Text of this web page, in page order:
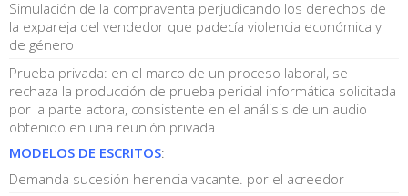
Simulación de la compraventa perjudicando los derechos de
la expareja del vendedor que padecía violencia económica y
de género
Prueba privada: en el marco de un proceso laboral, se
rechaza la producción de prueba pericial informática solicitada
por la parte actora, consistente en el análisis de un audio
obtenido en una reunión privada
MODELOS DE ESCRITOS:
Demanda sucesión herencia vacante. por el acreedor